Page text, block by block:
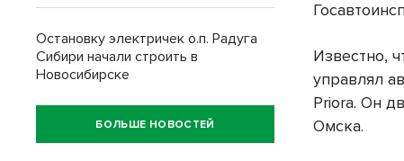
Известно,
управлял
Priora. Он
Омска.
Остановку электричек о.п. Радуга
Сибири начали строить в
Новосибирске
БОЛЬШЕ НОВОСТЕЙ